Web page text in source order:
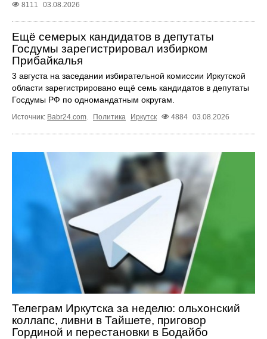
8111
03.08.2026
Ещё семерых кандидатов в депутаты
Госдумы зарегистрировал избирком
Прибайкалья
3 августа на заседании избирательной комиссии Иркутской
области зарегистрировано ещё семь кандидатов в депутаты
Госдумы РФ по одномандатным округам.
Источник: Babr24.com. Политика Иркутск 4884 03.08.2026
Телеграм Иркутска за неделю: ольхонский
коллапс, ливни в Тайшете, приговор
Гординой и перестановки в Бодайбо